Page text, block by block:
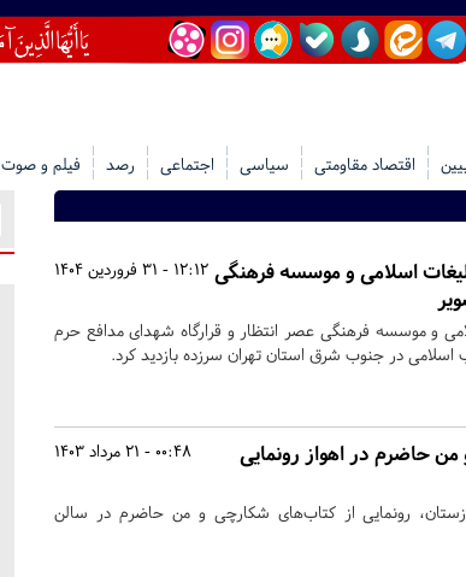
اقتصاد مقاومتی سیاسی اجتماعی رصد فیلم و صوت
12:12 - 31 فروردین 1404 اسلامی و موسسه فرهنگی
و موسسه فرهنگی عصر انتظار و قرارگاه شهدای مدافع حرم
اسلامی در جنوب شرق استان تهران سرزده بازدید کرد.
00:48 - 21 مرداد 1403
حاضرم در اهواز رونمایی
رونمایی از کتاب‌های شکارچی و من حاضرم در سالن